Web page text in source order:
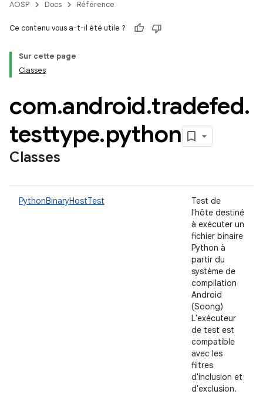
AOSP Docs Référence
Ce contenu vous a-t-il été utile ?
Sur cette page
Classes
com.android.tradefed.
testtype.python
Classes
PythonBinaryHostTest
Test de
l'hôte destiné
à exécuter un
fichier binaire
Python à
partir du
système de
compilation
Android
(Soong)
L'exécuteur
de test est
compatible
avec les
filtres
d'inclusion et
d'exclusion.